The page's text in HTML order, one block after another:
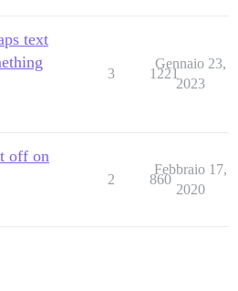
text
3 1221
Gennaio 23,
2023
off on
2 860
Febbraio 17,
2020